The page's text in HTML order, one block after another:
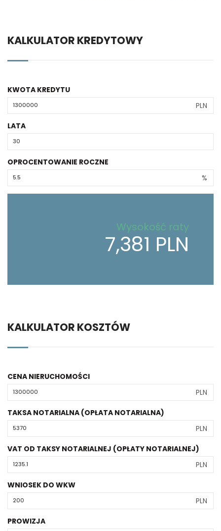
KALKULATOR KREDYTOWY
KWOTA KREDYTU
PLN
LATA
OPROCENTOWANIE ROCZNE
%
Wysokość raty
7,381 PLN
KALKULATOR KOSZTÓW
CENA NIERUCHOMOŚCI
PLN
TAKSA NOTARIALNA (OPŁATA NOTARIALNA)
PLN
VAT OD TAKSY NOTARIALNEJ (OPŁATY NOTARIALNEJ)
PLN
WNIOSEK DO WKW
PLN
PROWIZJA